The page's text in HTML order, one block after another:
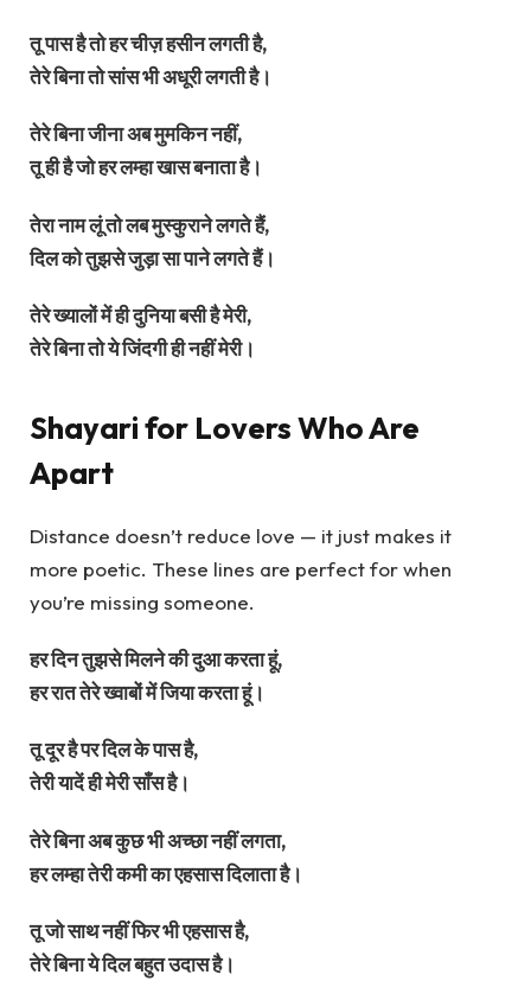
तू पास है तो हर चीज़ हसीन लगती है,
तेरे बिना तो सांस भी अधूरी लगती है।
तेरे बिना जीना अब मुमकिन नहीं,
तू ही है जो हर लम्हा खास बनाता है।
तेरा नाम लूं तो लब मुस्कुराने लगते हैं,
दिल को तुझसे जुड़ा सा पाने लगते हैं।
तेरे ख्यालों में ही दुनिया बसी है मेरी,
तेरे बिना तो ये जिंदगी ही नहीं मेरी।
Shayari for Lovers Who Are
Apart
Distance doesn’t reduce love — it just makes it
more poetic. These lines are perfect for when
you’re missing someone.
हर दिन तुझसे मिलने की दुआ करता हूं,
हर रात तेरे ख्वाबों में जिया करता हूं।
तू दूर है पर दिल के पास है,
तेरी यादें ही मेरी साँस है।
तेरे बिना अब कुछ भी अच्छा नहीं लगता,
हर लम्हा तेरी कमी का एहसास दिलाता है।
तू जो साथ नहीं फिर भी एहसास है,
तेरे बिना ये दिल बहुत उदास है।